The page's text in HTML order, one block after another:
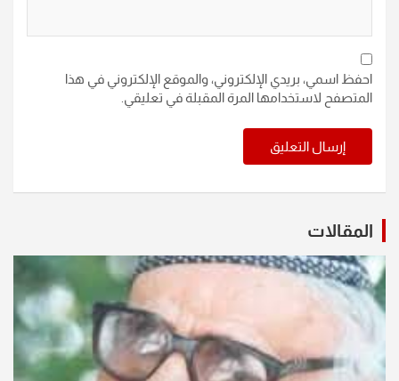
احفظ اسمي، بريدي الإلكتروني، والموقع الإلكتروني في هذا
المتصفح لاستخدامها المرة المقبلة في تعليقي.
المقالات